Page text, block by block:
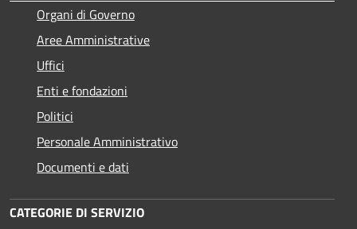
Organi di Governo
Aree Amministrative
Uffici
Enti e fondazioni
Politici
Personale Amministrativo
Documenti e dati
CATEGORIE DI SERVIZIO